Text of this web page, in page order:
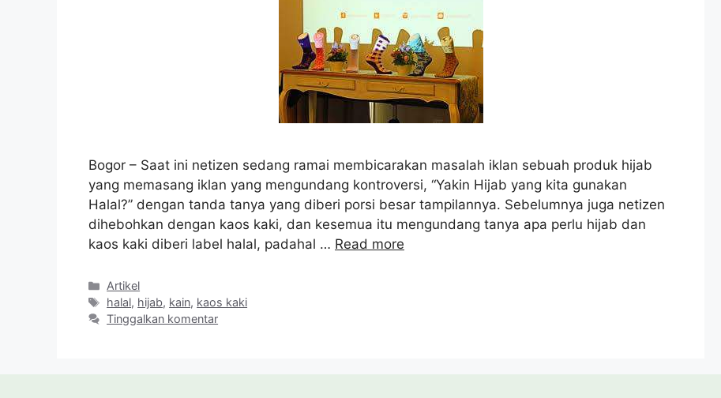
Bogor – Saat ini netizen sedang ramai membicarakan masalah iklan sebuah produk hijab
yang memasang iklan yang mengundang kontroversi, “Yakin Hijab yang kita gunakan
Halal?” dengan tanda tanya yang diberi porsi besar tampilannya. Sebelumnya juga netizen
dihebohkan dengan kaos kaki, dan kesemua itu mengundang tanya apa perlu hijab dan
kaos kaki diberi label halal, padahal … Read more
Kategori
Artikel
Tag
halal, hijab, kain, kaos kaki
Tinggalkan komentar